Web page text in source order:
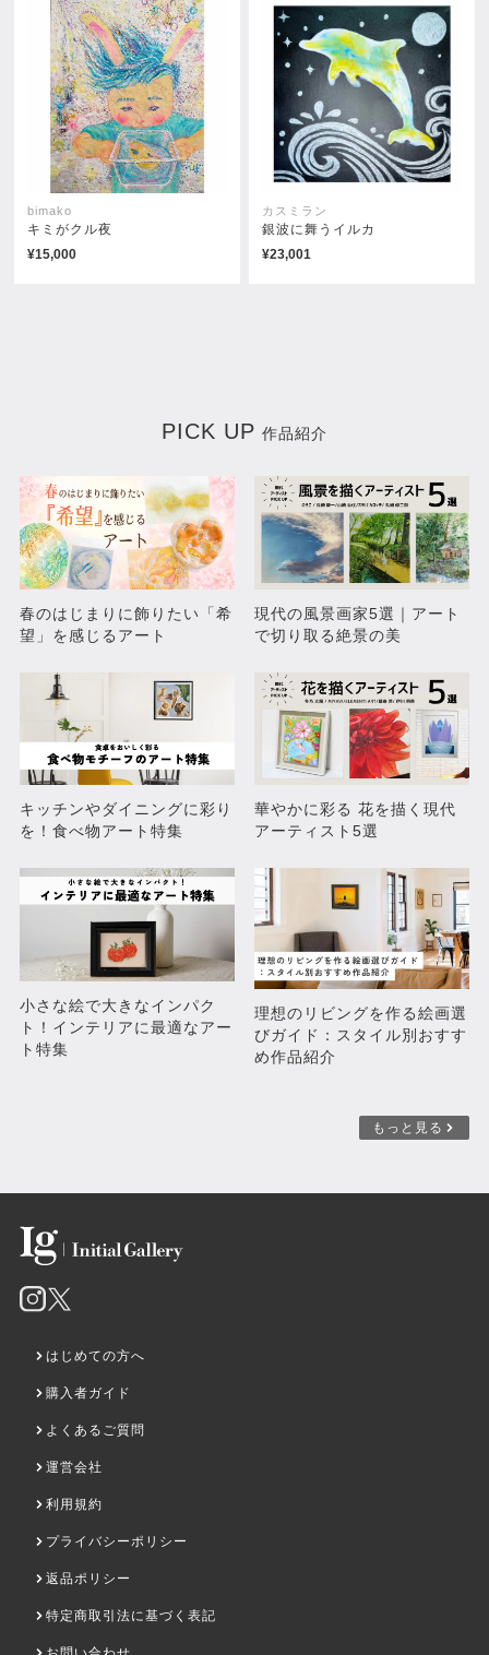
bimako
キミがクル夜
¥15,000
カスミラン
銀波に舞うイルカ
¥23,001
PICK UP 作品紹介
春のはじまりに飾りたい「希
望」を感じるアート
現代の風景画家5選｜アート
で切り取る絶景の美
キッチンやダイニングに彩り
を！食べ物アート特集
華やかに彩る 花を描く現代
アーティスト5選
小さな絵で大きなインパク
ト！インテリアに最適なアー
ト特集
理想のリビングを作る絵画選
びガイド：スタイル別おすす
め作品紹介
もっと見る
はじめての方へ
購入者ガイド
よくあるご質問
運営会社
利用規約
プライバシーポリシー
返品ポリシー
特定商取引法に基づく表記